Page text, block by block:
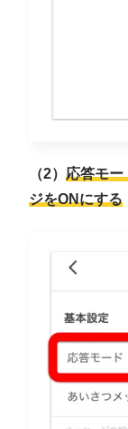
（2） 応答モー
ジをONにする